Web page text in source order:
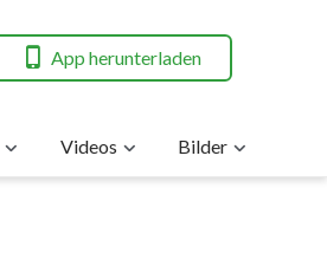
App herunterladen
Videos Bilder